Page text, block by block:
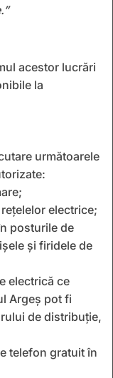
acestor lucrări
la
următoarele
electrice;
posturile de
şi firidele de
electrică ce
Argeș pot fi
de distribuție,
telefon gratuit în